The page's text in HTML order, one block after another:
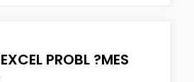
PROBL ?MES